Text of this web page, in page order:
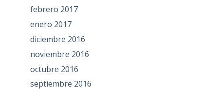
febrero 2017
enero 2017
diciembre 2016
noviembre 2016
octubre 2016
septiembre 2016